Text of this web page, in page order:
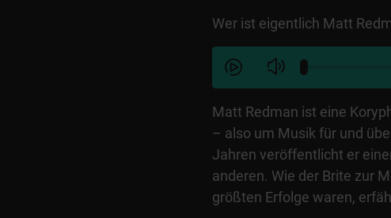
Wer ist eigentlich Matt
Matt Redman ist eine
– also um Musik für und
Jahren veröffentlicht er
anderen. Wie der Brite zur
größten Erfolge waren,